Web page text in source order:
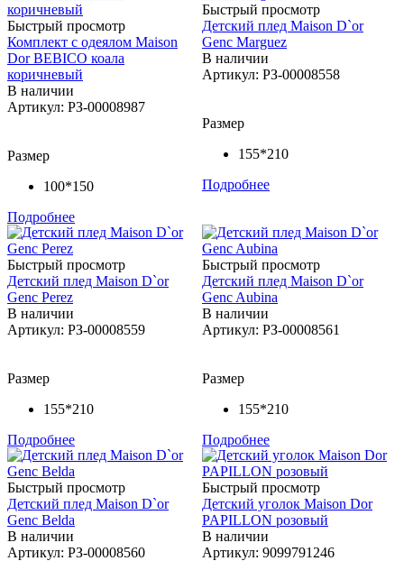
Быстрый просмотр
Комплект с одеялом Maison
Dor BEBICO коала
коричневый
В наличии
Артикул: РЗ-00008987
Размер
100*150
Подробнее
Быстрый просмотр
Детский плед Maison D`or
Genc Marguez
В наличии
Артикул: РЗ-00008558
Размер
155*210
Подробнее
Быстрый просмотр
Детский плед Maison D`or
Genc Perez
В наличии
Артикул: РЗ-00008559
Размер
155*210
Подробнее
Быстрый просмотр
Детский плед Maison D`or
Genc Aubina
В наличии
Артикул: РЗ-00008561
Размер
155*210
Подробнее
Быстрый просмотр
Детский плед Maison D`or
Genc Belda
В наличии
Артикул: РЗ-00008560
Быстрый просмотр
Детский уголок Maison Dor
PAPILLON розовый
В наличии
Артикул: 9099791246